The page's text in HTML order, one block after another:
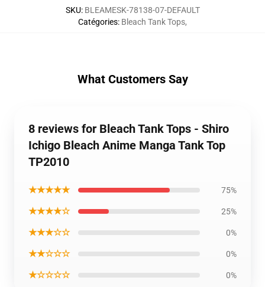
SKU: BLEAMESK-78138-07-DEFAULT
Catégories: Bleach Tank Tops,
What Customers Say
8 reviews for Bleach Tank Tops - Shiro
Ichigo Bleach Anime Manga Tank Top
TP2010
★★★★★ 75%
★★★★☆ 25%
★★★☆☆ 0%
★★☆☆☆ 0%
★☆☆☆☆ 0%